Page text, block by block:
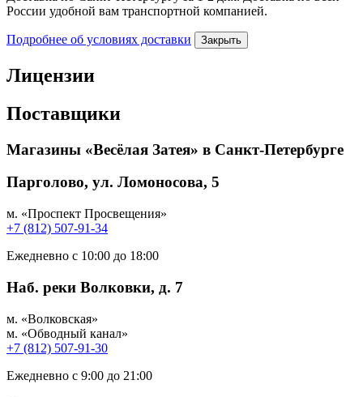
России удобной вам транспортной компанией.
Подробнее об условиях доставки Закрыть
Лицензии
Поставщики
Магазины «Весёлая Затея» в Санкт-Петербурге
Парголово, ул. Ломоносова, 5
м. «Проспект Просвещения»
+7 (812) 507-91-34
Ежедневно с 10:00 до 18:00
Наб. реки Волковки, д. 7
м. «Волковская»
м. «Обводный канал»
+7 (812) 507-91-30
Ежедневно с 9:00 до 21:00